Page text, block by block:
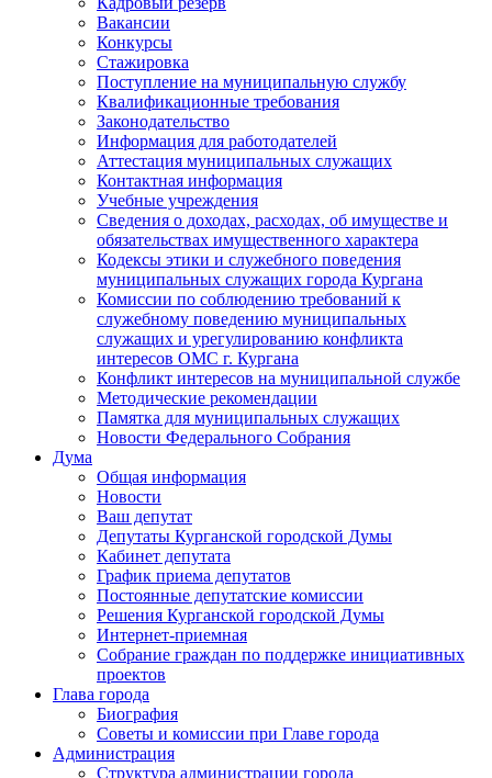
Вакансии
Конкурсы
Стажировка
Поступление на муниципальную службу
Квалификационные требования
Законодательство
Информация для работодателей
Аттестация муниципальных служащих
Контактная информация
Учебные учреждения
Сведения о доходах, расходах, об имуществе и
обязательствах имущественного характера
Кодексы этики и служебного поведения
муниципальных служащих города Кургана
Комиссии по соблюдению требований к
служебному поведению муниципальных
служащих и урегулированию конфликта
интересов ОМС г. Кургана
Конфликт интересов на муниципальной службе
Методические рекомендации
Памятка для муниципальных служащих
Новости Федерального Cобрания
Дума
Общая информация
Новости
Ваш депутат
Депутаты Курганской городской Думы
Кабинет депутата
График приема депутатов
Постоянные депутатские комиссии
Решения Курганской городской Думы
Интернет-приемная
Собрание граждан по поддержке инициативных
проектов
Глава города
Биография
Советы и комиссии при Главе города
Администрация
Структура администрации города